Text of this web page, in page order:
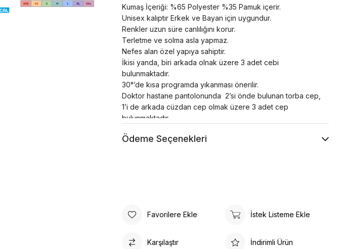
Kumaş İçeriği: %65 Polyester %35 Pamuk içerir.
Unisex kalıptır Erkek ve Bayan için uygundur.
Renkler uzun süre canlılığını korur.
Terletme ve solma asla yapmaz.
Nefes alan özel yapıya sahiptir.
İkisi yanda, biri arkada olnak üzere 3 adet cebi
bulunmaktadır.
30°’de kısa programda yıkanması önerilir.
Doktor hastane pantolonunda 2’si önde bulunan torba cep,
1’i de arkada cüzdan cep olmak üzere 3 adet cep
bulunmaktadır.
beli lastikli ve bağcıklıdır.
Ödeme Seçenekleri
Favorilere Ekle İstek Listeme Ekle
Karşılaştır İndirimli Ürün